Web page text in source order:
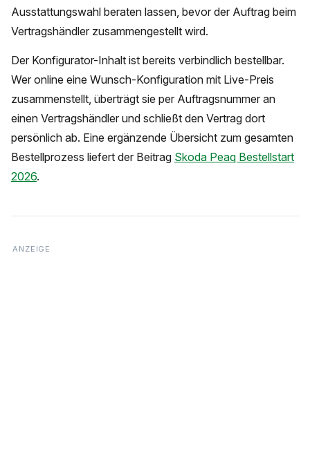
Ausstattungswahl beraten lassen, bevor der Auftrag beim
Vertragshändler zusammengestellt wird.
Der Konfigurator-Inhalt ist bereits verbindlich bestellbar.
Wer online eine Wunsch-Konfiguration mit Live-Preis
zusammenstellt, überträgt sie per Auftragsnummer an
einen Vertragshändler und schließt den Vertrag dort
persönlich ab. Eine ergänzende Übersicht zum gesamten
Bestellprozess liefert der Beitrag Skoda Peaq Bestellstart
2026.